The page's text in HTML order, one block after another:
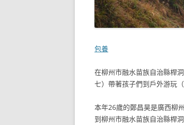
包養
在柳州市融水苗族自治縣桿
七）帶著孩子們到戶外游玩（
本年26歲的鄭昌昊是廣西柳
到柳州市融水苗族自治縣桿